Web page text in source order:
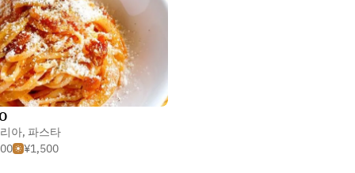
아, 파스타
¥1,500